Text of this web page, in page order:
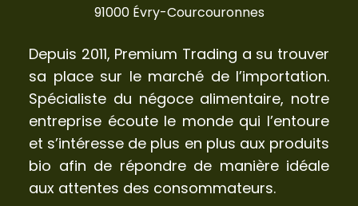
91000 Évry-Courcouronnes
Depuis 2011, Premium Trading a su trouver
sa place sur le marché de l’importation.
Spécialiste du négoce alimentaire, notre
entreprise écoute le monde qui l’entoure
et s’intéresse de plus en plus aux produits
bio afin de répondre de manière idéale
aux attentes des consommateurs.